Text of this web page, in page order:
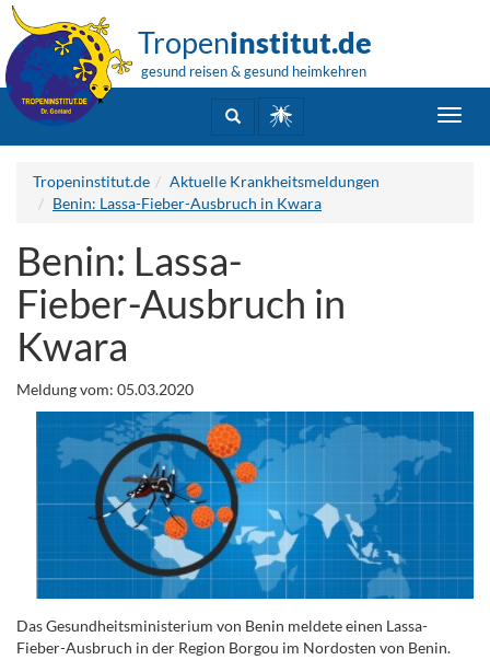
Tropeninstitut.de
gesund reisen & gesund heimkehren
Tropeninstitut.de
Aktuelle Krankheitsmeldungen
Benin: Lassa-Fieber-Ausbruch in Kwara
Benin: Lassa-
Fieber-Ausbruch in
Kwara
Meldung vom: 05.03.2020
Das Gesundheitsministerium von Benin meldete einen Lassa-
Fieber-Ausbruch in der Region Borgou im Nordosten von Benin.